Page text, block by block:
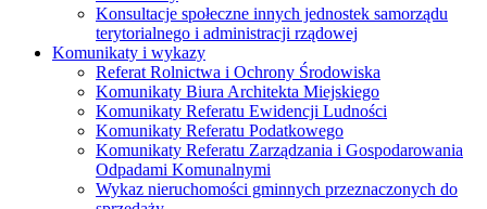
Konsultacje społeczne innych jednostek samorządu
terytorialnego i administracji rządowej
Komunikaty i wykazy
Referat Rolnictwa i Ochrony Środowiska
Komunikaty Biura Architekta Miejskiego
Komunikaty Referatu Ewidencji Ludności
Komunikaty Referatu Podatkowego
Komunikaty Referatu Zarządzania i Gospodarowania
Odpadami Komunalnymi
Wykaz nieruchomości gminnych przeznaczonych do